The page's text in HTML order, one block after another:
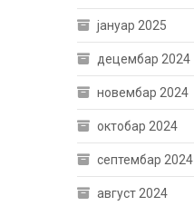
јануар 2025
децембар 2024
новембар 2024
октобар 2024
септембар 2024
август 2024